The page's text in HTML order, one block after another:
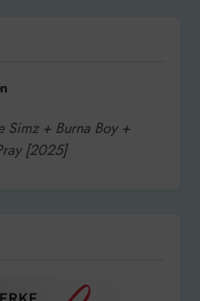
Simz + Burna Boy +
[2025]